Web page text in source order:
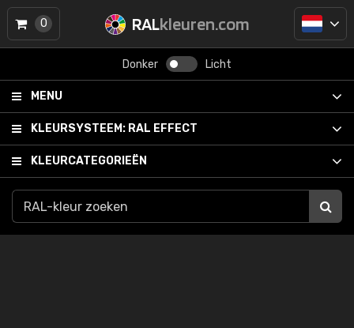
RALkleuren.com
Donker Licht
MENU
KLEURSYSTEEM: RAL EFFECT
KLEURCATEGORIEËN
0